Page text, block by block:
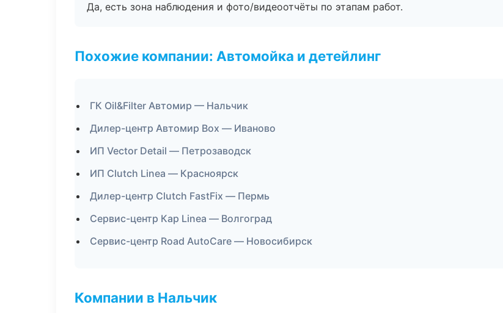
Да, есть зона наблюдения и фото/видеоотчёты по этапам работ.
Похожие компании: Автомойка и детейлинг
ГК Oil&Filter Автомир — Нальчик
Дилер-центр Автомир Box — Иваново
ИП Vector Detail — Петрозаводск
ИП Clutch Linea — Красноярск
Дилер-центр Clutch FastFix — Пермь
Сервис-центр Кар Linea — Волгоград
Сервис-центр Road AutoCare — Новосибирск
Компании в Нальчик